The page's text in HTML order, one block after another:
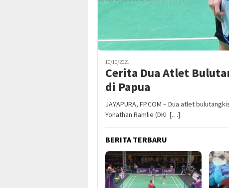
10/10/2021
Cerita Dua Atlet
di Papua
JAYAPURA, FP.COM – Dua atlet
Yonathan Ramlie (DKI […]
BERITA TERBARU